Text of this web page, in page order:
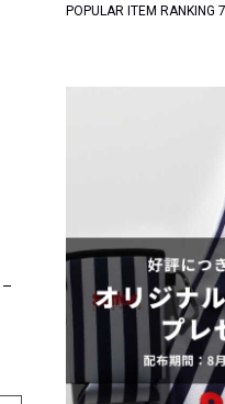
POPULAR ITEM